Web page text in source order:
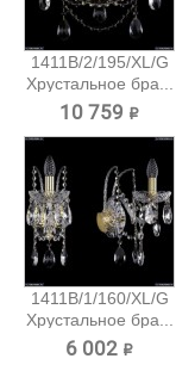
1411B/2/195/XL/G
Хрустальное бра...
10 759 ₽
1411B/1/160/XL/G
Хрустальное бра...
6 002 ₽